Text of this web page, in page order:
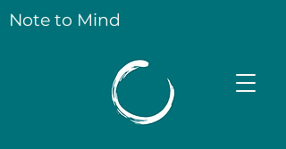
Note to Mind